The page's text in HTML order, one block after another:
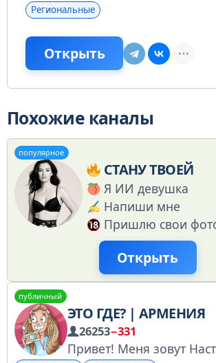
Региональные
Открыть
Похожие каналы
популярное
СТАНУ ТВОЕЙ
Я ИИ девушка
Напиши мне
Пришлю свои
Открыть
публичный
ЭТО ГДЕ? | АРМЕНИЯ
26253−331